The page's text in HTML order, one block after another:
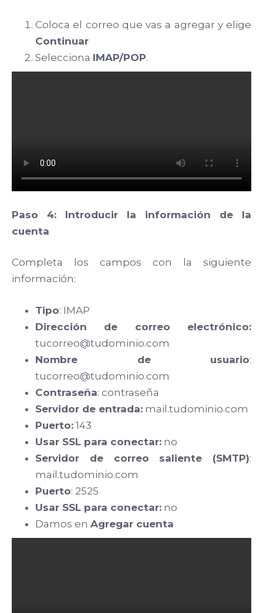
Coloca el correo que vas a agregar y elige
Continuar
Selecciona IMAP/POP.
Paso 4: Introducir la información de la
cuenta
Completa los campos con la siguiente
información:
Tipo: IMAP
Dirección de correo electrónico:
tucorreo@tudominio.com
Nombre de usuario:
tucorreo@tudominio.com
Contraseña: contraseña
Servidor de entrada: mail.tudominio.com
Puerto: 143
Usar SSL para conectar: no
Servidor de correo saliente (SMTP):
mail.tudominio.com
Puerto: 2525
Usar SSL para conectar: no
Damos en Agregar cuenta